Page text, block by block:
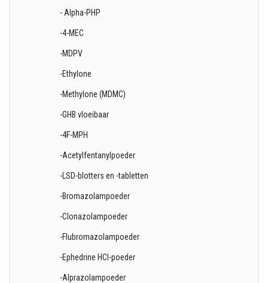
- Alpha-PHP
-4-MEC
-MDPV
-Ethylone
-Methylone (MDMC)
-GHB vloeibaar
-4F-MPH
-Acetylfentanylpoeder
-LSD-blotters en -tabletten
-Bromazolampoeder
-Clonazolampoeder
-Flubromazolampoeder
-Ephedrine HCl-poeder
-Alprazolampoeder